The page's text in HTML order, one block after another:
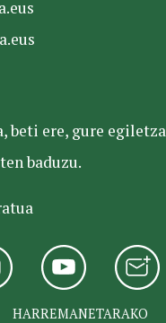
ere, gure
baduzu.
HARREMANETARAKO